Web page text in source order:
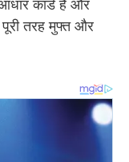
कार्ड है और
तरह मुफ्त और